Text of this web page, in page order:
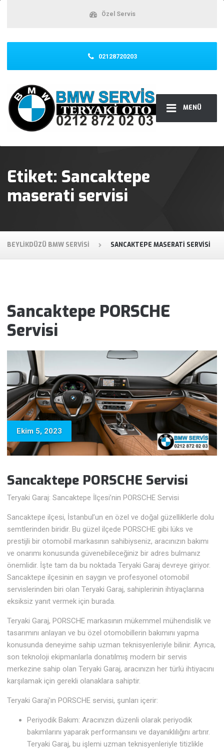
MENÜ
Özel Servis
02128720203
Etiket: Sancaktepe
maserati servisi
BEYLIKDÜZÜ BMW SERVISI SANCAKTEPE MASERATI SERVISI
Sancaktepe PORSCHE
Servisi
Ekim 5, 2023
Sancaktepe PORSCHE Servisi
Teryaki Garaj: Sancaktepe İlçesi’nin PORSCHE Servisi
Sancaktepe ilçesi, İstanbul’un en özel ve doğal güzelliklerle dolu
semtlerinden biridir. Bu güzel ilçede PORSCHE gibi lüks ve
prestijli bir otomobil markasının sahibiyseniz, aracınızın bakımı
ve onarımı konusunda güvenebileceğiniz bir adres bulmanız
önemlidir. İşte tam da bu noktada Teryaki Garaj devreye giriyor.
Sancaktepe ilçesinin en saygın ve profesyonel otomobil
servislerinden biri olan Teryaki Garaj, sahiplerinin ihtiyaçlarına
eksiksiz yanıt vermek için burada.
Teryaki Garaj, PORSCHE markasının mükemmel mühendislik ve
tasarımını anlayan ve bu özel otomobillerin bakımını yapma
konusunda deneyime sahip uzman teknisyenleriyle bilinir. Ayrıca,
son teknoloji ekipmanlarla donatılmış modern bir servis
merkezine sahip olan Teryaki Garaj, aracınızın her türlü ihtiyacını
karşılamak için gerekli olanaklara sahiptir.
Teryaki Garaj’ın PORSCHE servisi, şunları içerir:
Periyodik Bakım: Aracınızın düzenli olarak periyodik
bakımlarını yaparak performansını ve dayanıklılığını artırır.
Teryaki Garaj, bu işlemi uzman teknisyenleriyle titizlikle